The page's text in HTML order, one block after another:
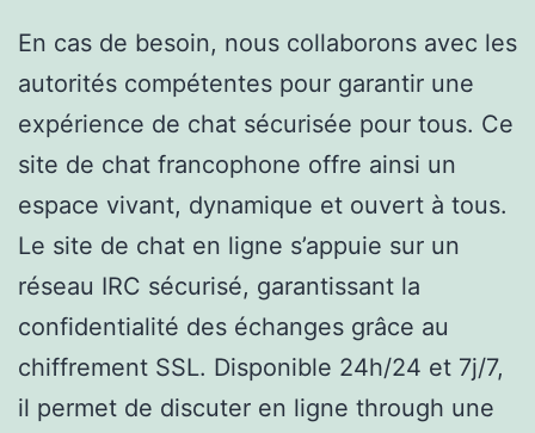
En cas de besoin, nous collaborons avec les
autorités compétentes pour garantir une
expérience de chat sécurisée pour tous. Ce
site de chat francophone offre ainsi un
espace vivant, dynamique et ouvert à tous.
Le site de chat en ligne s’appuie sur un
réseau IRC sécurisé, garantissant la
confidentialité des échanges grâce au
chiffrement SSL. Disponible 24h/24 et 7j/7,
il permet de discuter en ligne through une